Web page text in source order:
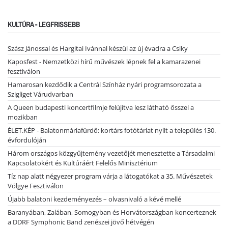
KULTÚRA - LEGFRISSEBB
Szász Jánossal és Hargitai Ivánnal készül az új évadra a Csiky
Kaposfest - Nemzetközi hírű művészek lépnek fel a kamarazenei
fesztiválon
Hamarosan kezdődik a Centrál Színház nyári programsorozata a
Szigliget Várudvarban
A Queen budapesti koncertfilmje felújítva lesz látható ősszel a
mozikban
ÉLET.KÉP - Balatonmáriafürdő: kortárs fotótárlat nyílt a település 130.
évfordulóján
Három országos közgyűjtemény vezetőjét menesztette a Társadalmi
Kapcsolatokért és Kultúráért Felelős Minisztérium
Tíz nap alatt négyezer program várja a látogatókat a 35. Művészetek
Völgye Fesztiválon
Újabb balatoni kezdeményezés – olvasnivaló a kévé mellé
Baranyában, Zalában, Somogyban és Horvátországban koncerteznek
a DDRF Symphonic Band zenészei jövő hétvégén